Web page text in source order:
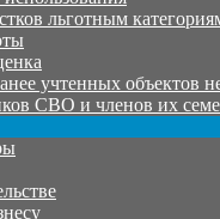
льготным
учтенных объектов
СВО и членов их